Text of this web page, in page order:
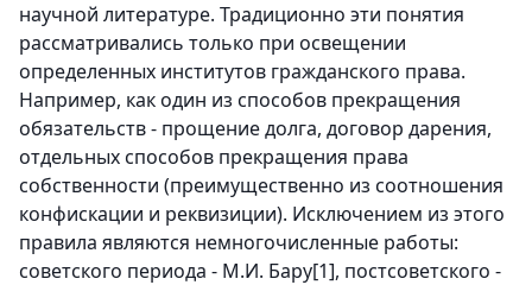
научной литературе. Традиционно эти понятия
рассматривались только при освещении
определенных институтов гражданского права.
Например, как один из способов прекращения
обязательств - прощение долга, договор дарения,
отдельных способов прекращения права
собственности (преимущественно из соотношения
конфискации и реквизиции). Исключением из этого
правила являются немногочисленные работы:
советского периода - М.И. Бару[1], постсоветского -